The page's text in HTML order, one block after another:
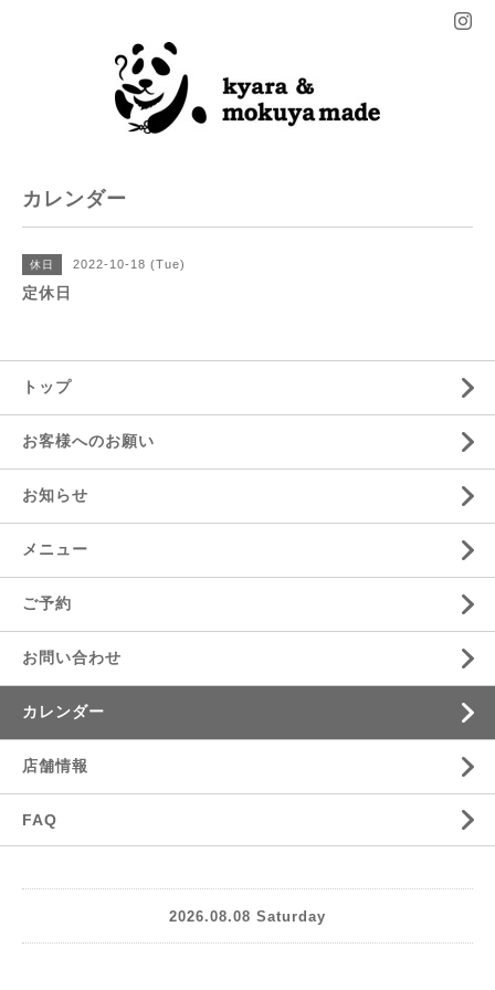
カレンダー
休日 2022-10-18 (Tue)
定休日
トップ
お客様へのお願い
お知らせ
メニュー
ご予約
お問い合わせ
カレンダー
店舗情報
FAQ
2026.08.08 Saturday